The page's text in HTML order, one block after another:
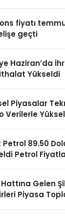
fiyatı
geçti
Haziran’da
İthalat Yükseldi
Piyasalar
Verilerle
Petrol 89.50
Petrol
Hattına Gelen
Piyasa